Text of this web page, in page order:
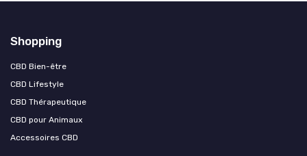
Shopping
CBD Bien-être
CBD Lifestyle
CBD Thérapeutique
CBD pour Animaux
Accessoires CBD